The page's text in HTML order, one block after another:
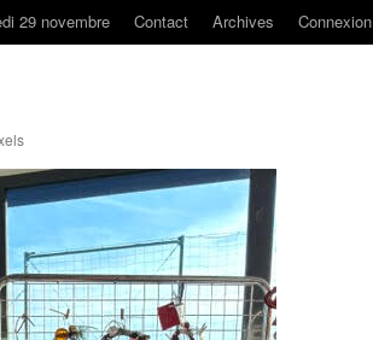
29 novembre Contact Archives Connexion